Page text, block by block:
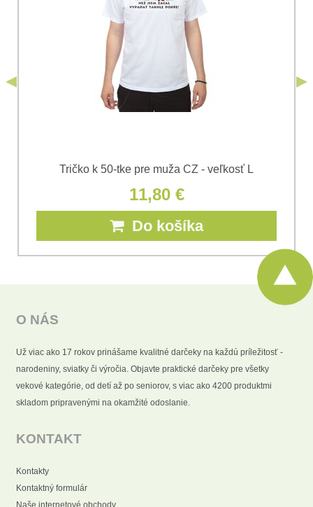
odoslania formulára. Oboznámil som sa s
Ochrany osobných údajovspoločnosti Bomba
Tričko k 50-tke pre muža CZ - veľkosť L
11,80 €
Do košíka
O NÁS
Už viac ako 17 rokov prinášame kvalitné darčeky na každú príležitosť -
narodeniny, sviatky či výročia. Objavte praktické darčeky pre všetky
vekové kategórie, od detí až po seniorov, s viac ako 4200 produktmi
skladom pripravenými na okamžité odoslanie.
KONTAKT
Kontakty
Kontaktný formulár
Naše internetové obchody